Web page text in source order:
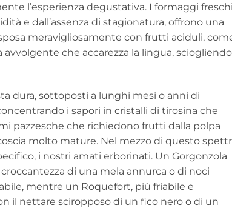
l’esperienza degustativa. I formaggi
e dall’assenza di stagionatura, offrono una
meravigliosamente con frutti aciduli,
che accarezza la lingua,
dura, sottoposti a lunghi mesi o anni di
i sapori in cristalli di tirosina che
pazzesche che richiedono frutti dalla polpa
molto mature. Nel mezzo di questo
i nostri amati erborinati. Un Gorgonzola
di una mela annurca o di noci
mentre un Roquefort, più friabile e
il nettare sciropposo di un fico nero o di un